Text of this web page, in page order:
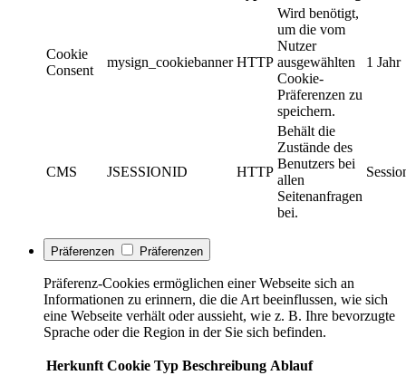
Cookie
Consent
mysign_cookiebanner HTTP
Wird benötigt,
um die vom
Nutzer
ausgewählten
Cookie-
Präferenzen zu
speichern.
1 Jahr
CMS JSESSIONID HTTP
Behält die
Zustände des
Benutzers bei
allen
Seitenanfragen
bei.
Präferenzen Präferenzen
Präferenz-Cookies ermöglichen einer Webseite sich an
Informationen zu erinnern, die die Art beeinflussen, wie sich
eine Webseite verhält oder aussieht, wie z. B. Ihre bevorzugte
Sprache oder die Region in der Sie sich befinden.
Herkunft Cookie Typ Beschreibung Ablauf